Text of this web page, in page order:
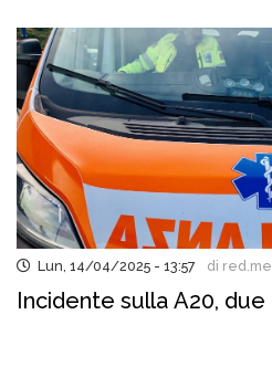
Lun, 14/04/2025 - 13:57 di red.me
Incidente sulla A20,